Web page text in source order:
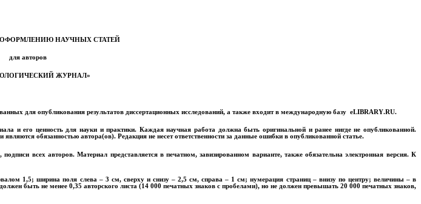
НАУЧНЫХ СТАТЕЙ
для авторов
ЖУРНАЛ»
для опубликования результатов диссертационных исследований, а также входит в международную базуeLIBRARY.RU.
и его ценность для науки и практики. Каждая научная работа должна быть оригинальной и ранее нигде не опубликованной.
обязанностью автора(ов). Редакция не несет ответственности за данные ошибки в опубликованной статье.
всех авторов. Материал представляется в печатном, завизированном варианте, также обязательна электронная версия. К
1,5; ширина поля слева – 3 см, сверху и снизу – 2,5 см, справа – 1 см; нумерация страниц – внизу по центру; величины – в
быть не менее 0,35 авторского листа (14 000 печатных знаков с пробелами), но не должен превышать 20 000 печатных знаков,